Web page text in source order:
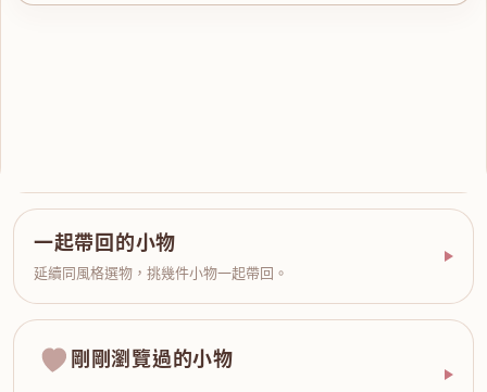
一起帶回的小物
延續同風格選物，挑幾件小物一起帶回。
剛剛瀏覽過的小物